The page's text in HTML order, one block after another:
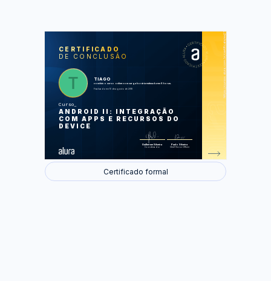
CERTIFICADO
DE CONCLUSÃO
TIAGO
concluiu o curso online com carga horária estimada em 8 horas.
Finalizado em 10 de agosto de 2018
Curso
ANDROID II: INTEGRAÇÃO
COM APPS E RECURSOS DO
DEVICE
Guilherme Silveira
Coordenador
Paulo Silveira
Chief Vision Officer
https://cursos.alura.com.br/certificate/ea254de9-8cfc-4a27-bc02-c7469db41d15
LAS
Permissões, SMS, mapa e
navegador
Tratando eventos de sistema
Certificado formal